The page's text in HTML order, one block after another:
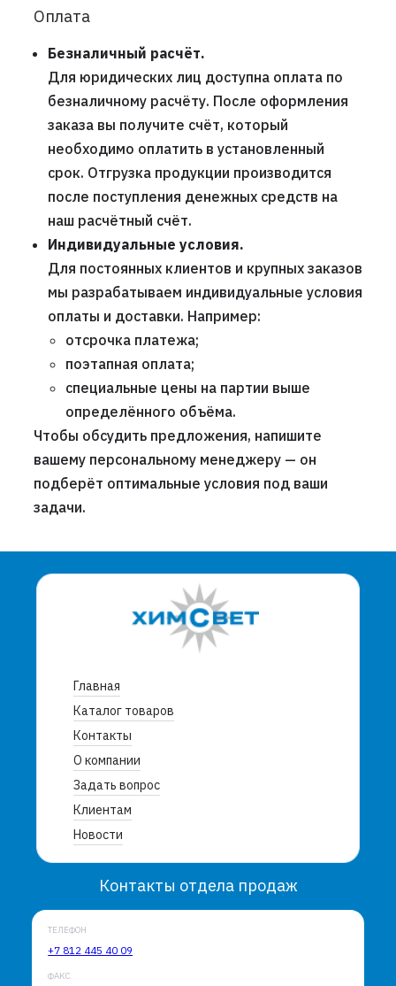
Оплата
Безналичный расчёт.
Для юридических лиц доступна оплата по
безналичному расчёту. После оформления
заказа вы получите счёт, который
необходимо оплатить в установленный
срок. Отгрузка продукции производится
после поступления денежных средств на
наш расчётный счёт.
Индивидуальные условия.
Для постоянных клиентов и крупных заказов
мы разрабатываем индивидуальные условия
оплаты и доставки. Например:
отсрочка платежа;
поэтапная оплата;
специальные цены на партии выше
определённого объёма.
Чтобы обсудить предложения, напишите
вашему персональному менеджеру — он
подберёт оптимальные условия под ваши
задачи.
Главная
Каталог товаров
Контакты
О компании
Задать вопрос
Клиентам
Новости
Контакты отдела продаж
ТЕЛЕФОН
+7 812 445 40 09
ФАКС